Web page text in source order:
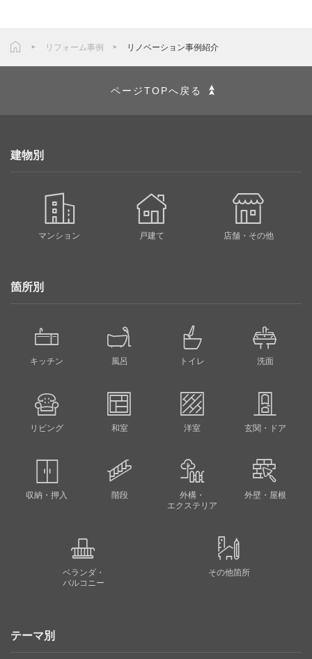
リフォーム事例 リノベーション事例紹介
ページTOPへ戻る
建物別
マンション 戸建て 店舗・その他
箇所別
キッチン 風呂 トイレ 洗面
リビング 和室 洋室 玄関・ドア
収納・押入 階段
外構・
エクステリア
外壁・屋根
ベランダ・
バルコニー
その他箇所
テーマ別